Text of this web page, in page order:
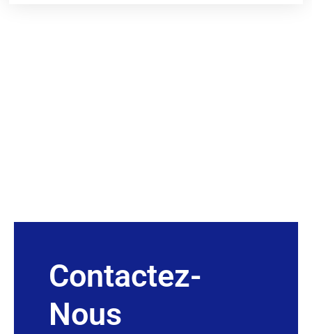
Contactez-
Nous